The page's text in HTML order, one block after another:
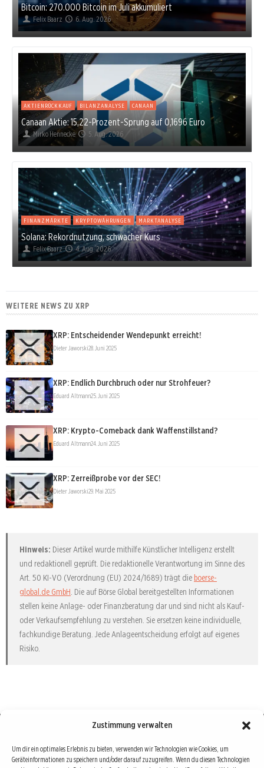
Zustimmung verwalten
Um dir ein optimales Erlebnis zu bieten, verwenden wir Technologien wie Cookies, um
Geräteinformationen zu speichern und/oder darauf zuzugreifen. Wenn du diesen Technologien
Bitcoin: 270.000 Bitcoin im Juli akkumuliert
Felix Baarz 6. Aug. 2026
AKTIENRÜCKKAUF BILANZANALYSE CANAAN
Canaan Aktie: 15,22-Prozent-Sprung auf 0,1696 Euro
Mirko Hennecke 5. Aug. 2026
FINANZMÄRKTE KRYPTOWÄHRUNGEN MARKTANALYSE
Solana: Rekordnutzung, schwacher Kurs
Felix Baarz 4. Aug. 2026
WEITERE NEWS ZU XRP
XRP: Entscheidender Wendepunkt erreicht!
Dieter Jaworski28. Juni 2025
XRP: Endlich Durchbruch oder nur Strohfeuer?
Eduard Altmann25. Juni 2025
XRP: Krypto-Comeback dank Waffenstillstand?
Eduard Altmann24. Juni 2025
XRP: Zerreißprobe vor der SEC!
Dieter Jaworski29. Mai 2025
Hinweis: Dieser Artikel wurde mithilfe Künstlicher Intelligenz erstellt
und redaktionell geprüft. Die redaktionelle Verantwortung im Sinne des
Art. 50 KI-VO (Verordnung (EU) 2024/1689) trägt die boerse-
global.de GmbH. Die auf Börse Global bereitgestellten Informationen
stellen keine Anlage- oder Finanzberatung dar und sind nicht als Kauf-
oder Verkaufsempfehlung zu verstehen. Sie ersetzen keine individuelle,
fachkundige Beratung. Jede Anlageentscheidung erfolgt auf eigenes
Risiko.
Börse : lokal, international, global